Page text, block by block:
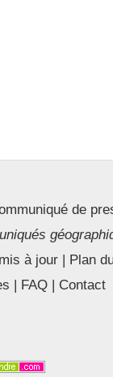
de
à jour | Plan
| FAQ | Contact